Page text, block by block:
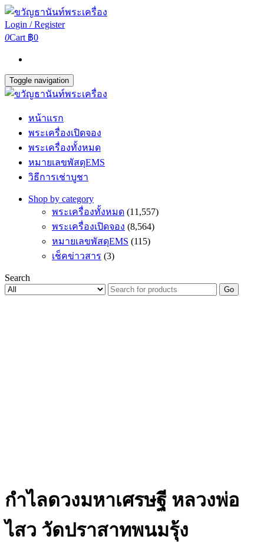
Login / Register
0Cart ฿0
Toggle navigation
หน้าแรก
พระเครื่องเปิดจอง
พระเครื่องทั้งหมด
หมายเลขพัสดุEMS
วิธีการเช่าบูชา
Shop by category
พระเครื่องทั้งหมด (11,557)
พระเครื่องเปิดจอง (8,564)
หมายเลขพัสดุEMS (115)
เช็คข่าวสาร (3)
Search
Go
กำไลดวงมหาเศรษฐี หลวงพ่อ
ไสว วัดปราสาทพนมรุ้ง